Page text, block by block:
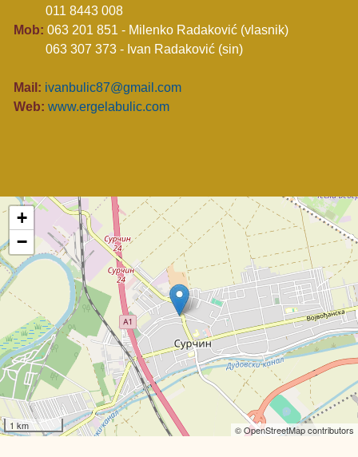
011 8443 008
Mob: 063 201 851 - Milenko Radaković (vlasnik)
063 307 373 - Ivan Radaković (sin)
Mail: ivanbulic87@gmail.com
Web: www.ergelabulic.com
+
−
1 km © OpenStreetMap contributors